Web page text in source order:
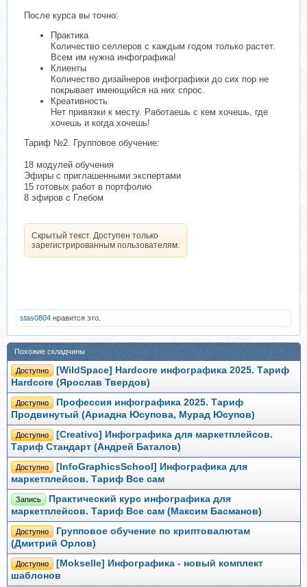
После курса вы точно:
Практика
Количество селлеров с каждым годом только растет.
Всем им нужна инфографика!
Клиенты
Количество дизайнеров инфографики до сих пор не
покрывает имеющийся на них спрос.
Креативность
Нет привязки к месту. Работаешь с кем хочешь, где
хочешь и когда хочешь!
Тариф №2. Групповое обучение:
18 модулей обучения
Эфиры с приглашенными экспертами
15 готовых работ в портфолио
8 эфиров с Глебом
Скрытый текст. Доступен только
зарегистрированным пользователям.
stas0804 нравится это.
Похожие складчины
Доступно
[WildSpace] Hardcore инфографика 2025. Тариф
Hardcore (Ярослав Твердов)
Доступно
Профессия инфографика 2025. Тариф
Продвинутый (Ариадна Юсупова, Мурад Юсупов)
Доступно
[Creativo] Инфографика для маркетплейсов.
Тариф Стандарт (Андрей Баталов)
Доступно
[InfoGraphicsSchool] Инфографика для
маркетплейсов. Тариф Все сам
Запись
Практический курс инфографика для
маркетплейсов. Тариф Все сам (Максим Басманов)
Доступно
Групповое обучение по криптовалютам
(Дмитрий Орлов)
Доступно
[Mokselle] Инфографика - новый комплект
шаблонов